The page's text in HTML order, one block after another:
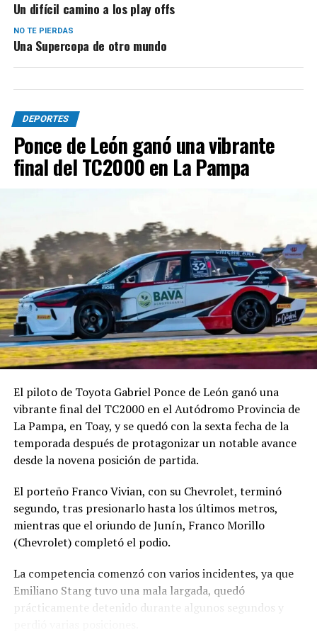
Un difícil camino a los play offs
NO TE PIERDAS
Una Supercopa de otro mundo
DEPORTES
Ponce de León ganó una vibrante
final del TC2000 en La Pampa
El piloto de Toyota Gabriel Ponce de León ganó una
vibrante final del TC2000 en el Autódromo Provincia de
La Pampa, en Toay, y se quedó con la sexta fecha de la
temporada después de protagonizar un notable avance
desde la novena posición de partida.
El porteño Franco Vivian, con su Chevrolet, terminó
segundo, tras presionarlo hasta los últimos metros,
mientras que el oriundo de Junín, Franco Morillo
(Chevrolet) completó el podio.
La competencia comenzó con varios incidentes, ya que
Emiliano Stang tuvo una mala largada, quedó
prácticamente detenido durante algunos segundos y